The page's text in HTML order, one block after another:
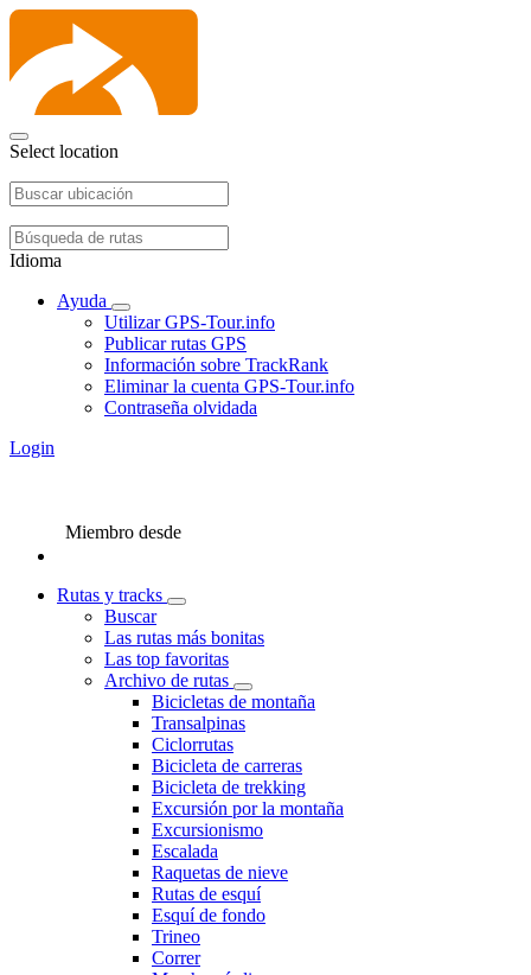
Select location
Idioma
Ayuda
Utilizar GPS-Tour.info
Publicar rutas GPS
Información sobre TrackRank
Eliminar la cuenta GPS-Tour.info
Contraseña olvidada
Login
Miembro desde
Rutas y tracks
Buscar
Las rutas más bonitas
Las top favoritas
Archivo de rutas
Bicicletas de montaña
Transalpinas
Ciclorrutas
Bicicleta de carreras
Bicicleta de trekking
Excursión por la montaña
Excursionismo
Escalada
Raquetas de nieve
Rutas de esquí
Esquí de fondo
Trineo
Correr